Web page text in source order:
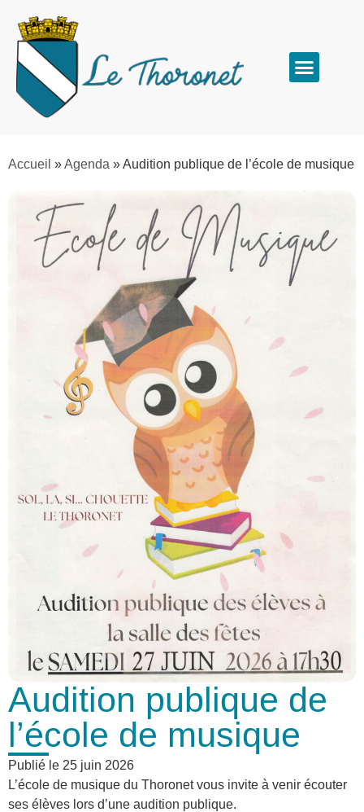
Accueil »Agenda »Audition publique de l’école de musique
Audition publique de
l’école de musique
Publié le 25 juin 2026
L’école de musique du Thoronet vous invite à venir écouter
ses élèves lors d’une audition publique.